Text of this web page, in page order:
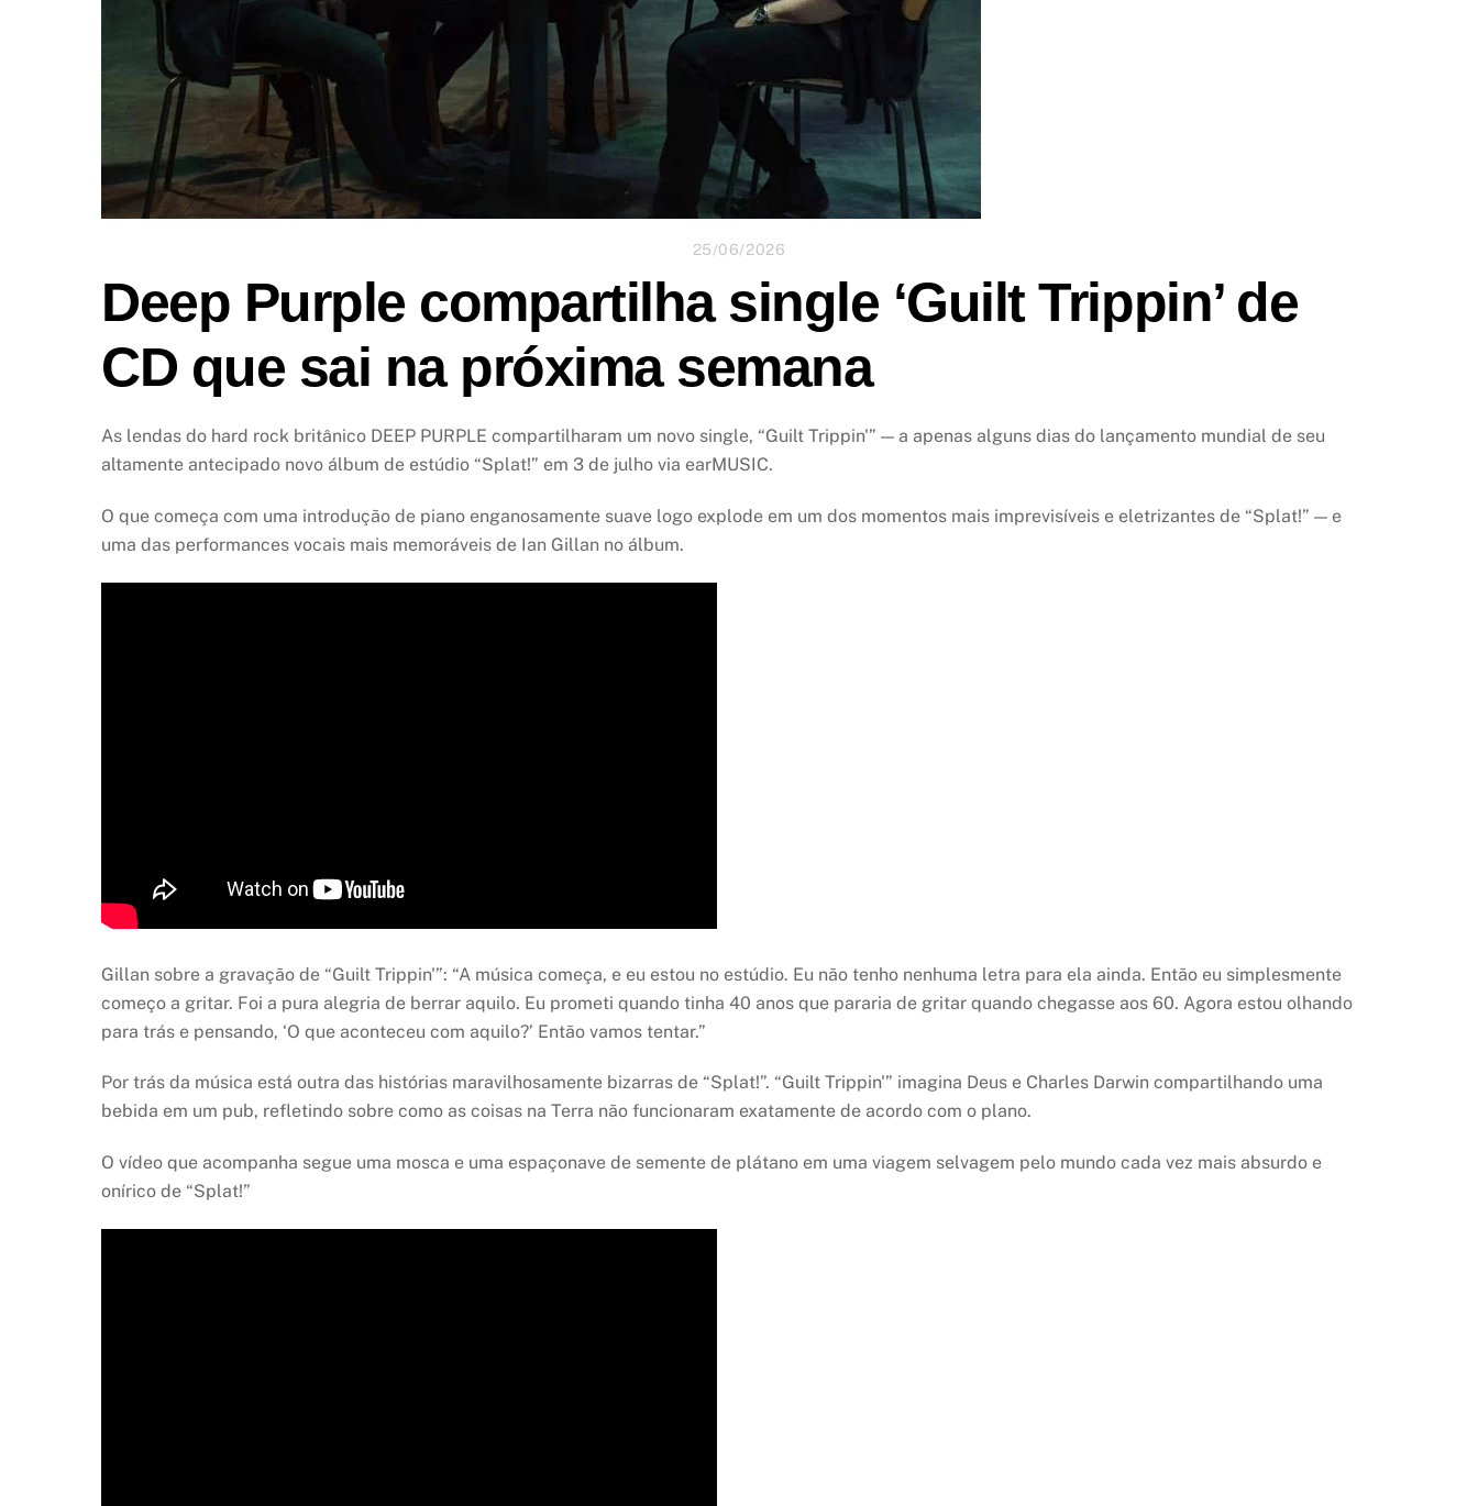
25/06/2026
Deep Purple compartilha single ‘Guilt Trippin’ de
CD que sai na próxima semana
As lendas do hard rock britânico DEEP PURPLE compartilharam um novo single, “Guilt Trippin'” — a apenas alguns dias do lançamento mundial de seu
altamente antecipado novo álbum de estúdio “Splat!” em 3 de julho via earMUSIC.
O que começa com uma introdução de piano enganosamente suave logo explode em um dos momentos mais imprevisíveis e eletrizantes de “Splat!” — e
uma das performances vocais mais memoráveis de Ian Gillan no álbum.
Gillan sobre a gravação de “Guilt Trippin'”: “A música começa, e eu estou no estúdio. Eu não tenho nenhuma letra para ela ainda. Então eu simplesmente
começo a gritar. Foi a pura alegria de berrar aquilo. Eu prometi quando tinha 40 anos que pararia de gritar quando chegasse aos 60. Agora estou olhando
para trás e pensando, ‘O que aconteceu com aquilo?’ Então vamos tentar.”
Por trás da música está outra das histórias maravilhosamente bizarras de “Splat!”. “Guilt Trippin'” imagina Deus e Charles Darwin compartilhando uma
bebida em um pub, refletindo sobre como as coisas na Terra não funcionaram exatamente de acordo com o plano.
O vídeo que acompanha segue uma mosca e uma espaçonave de semente de plátano em uma viagem selvagem pelo mundo cada vez mais absurdo e
onírico de “Splat!”